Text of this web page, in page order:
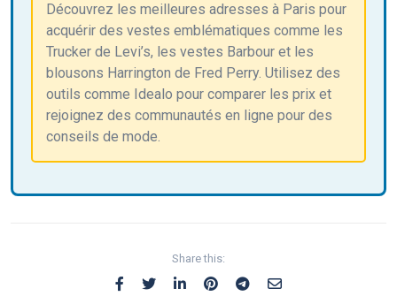
Découvrez les meilleures adresses à Paris pour
acquérir des vestes emblématiques comme les
Trucker de Levi’s, les vestes Barbour et les
blousons Harrington de Fred Perry. Utilisez des
outils comme Idealo pour comparer les prix et
rejoignez des communautés en ligne pour des
conseils de mode.
Share this: